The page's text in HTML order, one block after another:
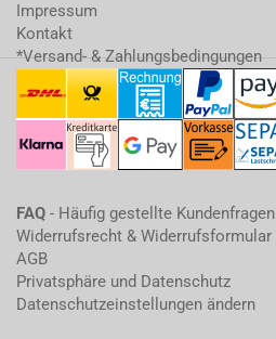
Impressum
Kontakt
*Versand- & Zahlungsbedingungen
FAQ - Häufig gestellte Kundenfragen
Widerrufsrecht & Widerrufsformular
AGB
Privatsphäre und Datenschutz
Datenschutzeinstellungen ändern